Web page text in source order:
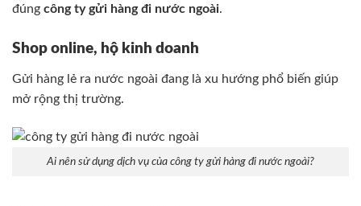
đúng công ty gửi hàng đi nước ngoài.
Shop online, hộ kinh doanh
Gửi hàng lẻ ra nước ngoài đang là xu hướng phổ biến giúp
mở rộng thị trường.
Ai nên sử dụng dịch vụ của công ty gửi hàng đi nước ngoài?